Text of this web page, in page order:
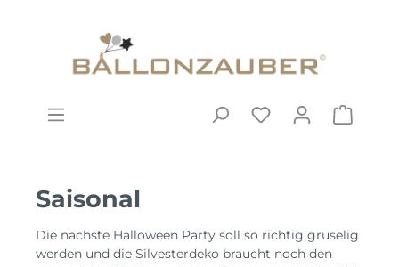
Saisonal
Die nächste Halloween Party soll so richtig gruselig
werden und die Silvesterdeko braucht noch den